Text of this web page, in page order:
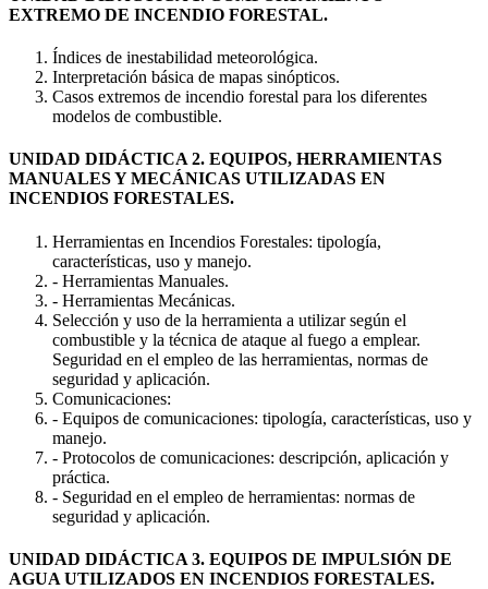
EXTREMO DE INCENDIO FORESTAL.
Índices de inestabilidad meteorológica.
Interpretación básica de mapas sinópticos.
Casos extremos de incendio forestal para los diferentes
modelos de combustible.
UNIDAD DIDÁCTICA 2. EQUIPOS, HERRAMIENTAS
MANUALES Y MECÁNICAS UTILIZADAS EN
INCENDIOS FORESTALES.
Herramientas en Incendios Forestales: tipología,
características, uso y manejo.
- Herramientas Manuales.
- Herramientas Mecánicas.
Selección y uso de la herramienta a utilizar según el
combustible y la técnica de ataque al fuego a emplear.
Seguridad en el empleo de las herramientas, normas de
seguridad y aplicación.
Comunicaciones:
- Equipos de comunicaciones: tipología, características, uso y
manejo.
- Protocolos de comunicaciones: descripción, aplicación y
práctica.
- Seguridad en el empleo de herramientas: normas de
seguridad y aplicación.
UNIDAD DIDÁCTICA 3. EQUIPOS DE IMPULSIÓN DE
AGUA UTILIZADOS EN INCENDIOS FORESTALES.